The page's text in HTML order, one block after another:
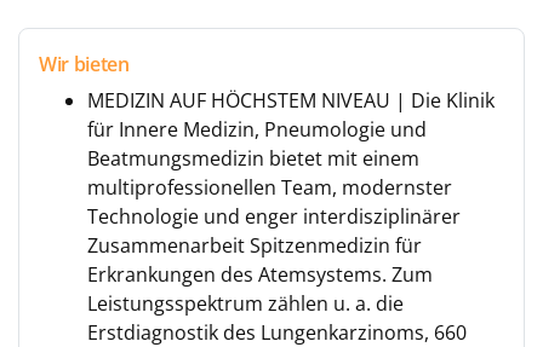
Wir bieten
MEDIZIN AUF HÖCHSTEM NIVEAU | Die Klinik
für Innere Medizin, Pneumologie und
Beatmungsmedizin bietet mit einem
multiprofessionellen Team, modernster
Technologie und enger interdisziplinärer
Zusammenarbeit Spitzenmedizin für
Erkrankungen des Atemsystems. Zum
Leistungsspektrum zählen u. a. die
Erstdiagnostik des Lungenkarzinoms, 660